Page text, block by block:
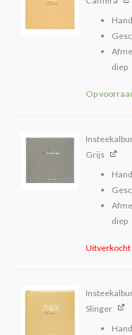
diep
Op
Grijs
diep
Uitverkocht
Slinger